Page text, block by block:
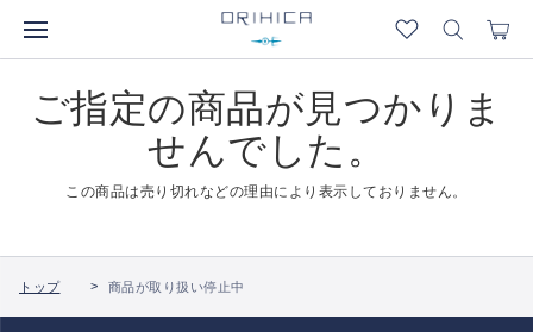
ご指定の商品が見つかりま
せんでした。
この商品は売り切れなどの理由により表示しておりません。
トップ 商品が取り扱い停止中